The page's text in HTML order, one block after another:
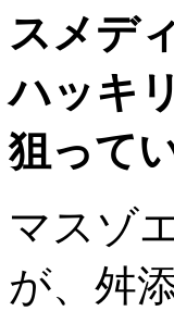
スメデ
ハッキ
狙って
マスゾ
が、舛